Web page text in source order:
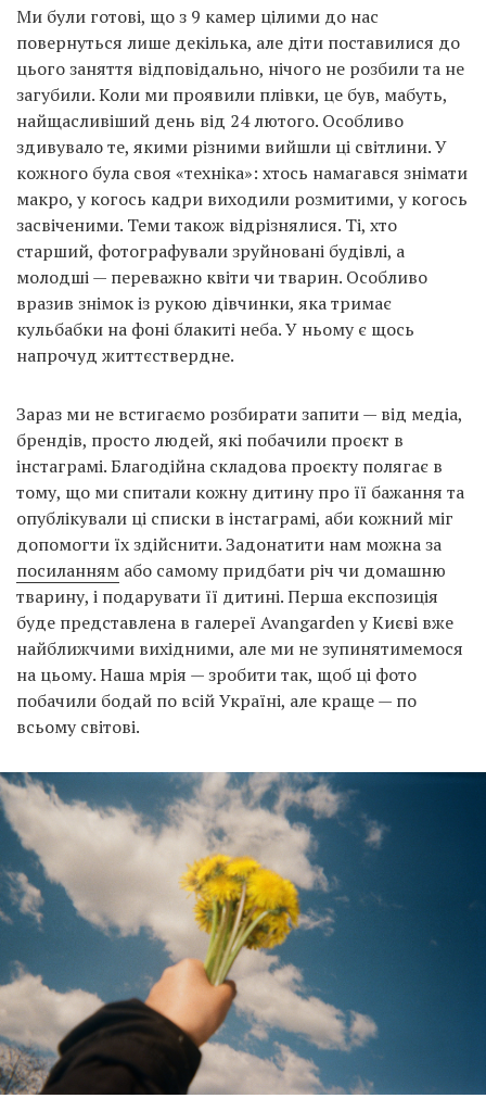
Ми були готові, що з 9 камер цілими до нас
повернуться лише декілька, але діти поставилися до
цього заняття відповідально, нічого не розбили та не
загубили. Коли ми проявили плівки, це був, мабуть,
найщасливіший день від 24 лютого. Особливо
здивувало те, якими різними вийшли ці світлини. У
кожного була своя «техніка»: хтось намагався знімати
макро, у когось кадри виходили розмитими, у когось
засвіченими. Теми також відрізнялися. Ті, хто
старший, фотографували зруйновані будівлі, а
молодші — переважно квіти чи тварин. Особливо
вразив знімок із рукою дівчинки, яка тримає
кульбабки на фоні блакиті неба. У ньому є щось
напрочуд життєствердне.
Зараз ми не встигаємо розбирати запити — від медіа,
брендів, просто людей, які побачили проєкт в
інстаграмі. Благодійна складова проєкту полягає в
тому, що ми спитали кожну дитину про її бажання та
опублікували ці списки в інстаграмі, аби кожний міг
допомогти їх здійснити. Задонатити нам можна за
посиланням або самому придбати річ чи домашню
тварину, і подарувати її дитині. Перша експозиція
буде представлена в галереї Avangarden у Києві вже
найближчими вихідними, але ми не зупинятимемося
на цьому. Наша мрія — зробити так, щоб ці фото
побачили бодай по всій Україні, але краще — по
всьому світові.